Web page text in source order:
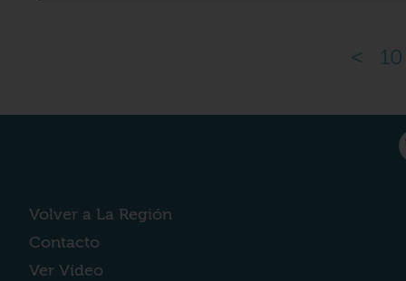
< 10
Volver a La Región
Contacto
Ver Vídeo